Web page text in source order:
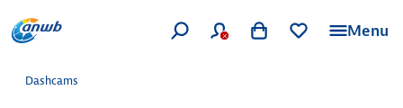
Menu
Dashcams